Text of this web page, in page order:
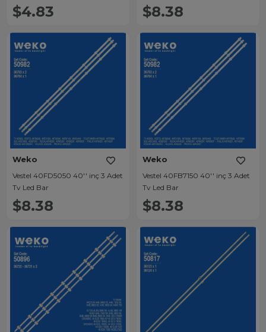
$4.83 $8.38
Weko
Vestel 40FD5050 40'' inç 3 Adet
Tv Led Bar
$8.38
Weko
Vestel 40FB7150 40'' inç 3 Adet
Tv Led Bar
$8.38